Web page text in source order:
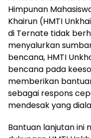
Himpunan
Khairun (HMTI
di Ternate tidak
menyalurkan
bencana, HMTI
bencana pada
memberikan
sebagai respons
mendesak yang
Bantuan lanjutan ini